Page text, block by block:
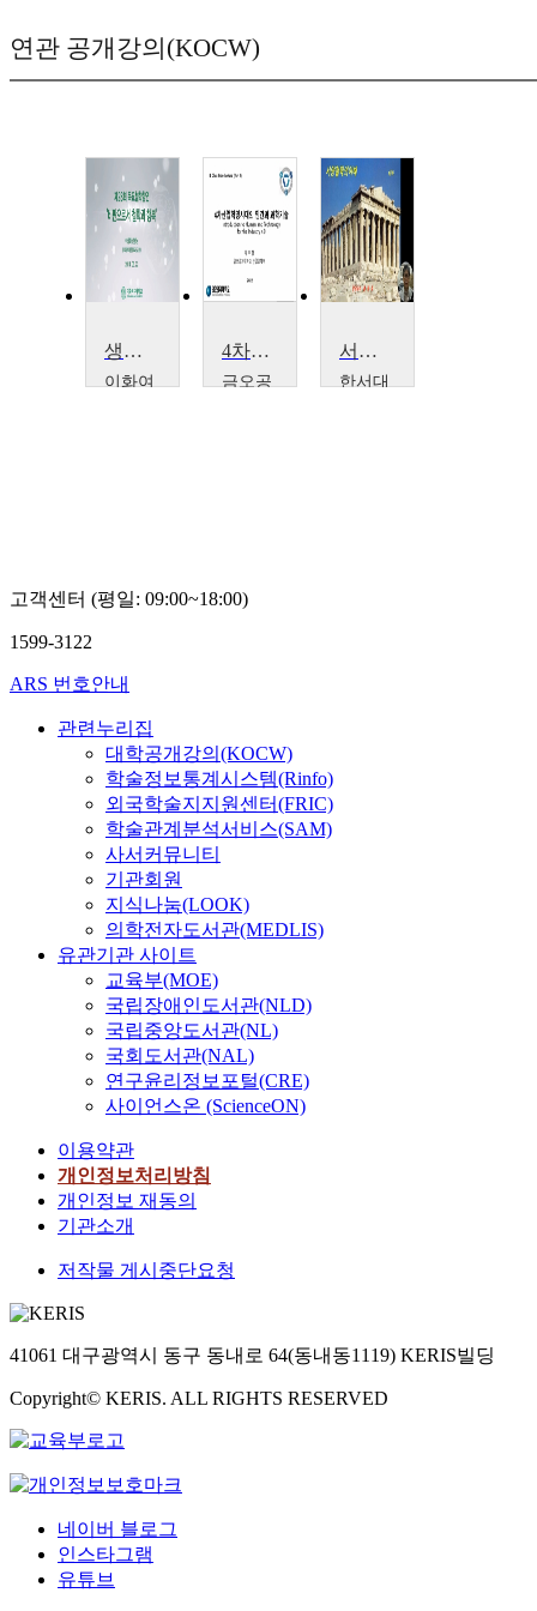
연관 공개강의(KOCW)
생성의 존재론과 행복
이화여
4차산업혁명시대 지속가능시스템과 기술철학의 이해
금오공
서양철학의이해
한서대
고객센터 (평일: 09:00~18:00)
1599-3122
ARS 번호안내
관련누리집
대학공개강의(KOCW)
학술정보통계시스템(Rinfo)
외국학술지지원센터(FRIC)
학술관계분석서비스(SAM)
사서커뮤니티
기관회원
지식나눔(LOOK)
의학전자도서관(MEDLIS)
유관기관 사이트
교육부(MOE)
국립장애인도서관(NLD)
국립중앙도서관(NL)
국회도서관(NAL)
연구윤리정보포털(CRE)
사이언스온 (ScienceON)
이용약관
개인정보처리방침
개인정보 재동의
기관소개
저작물 게시중단요청
41061 대구광역시 동구 동내로 64(동내동1119) KERIS빌딩
Copyright© KERIS. ALL RIGHTS RESERVED
네이버 블로그
인스타그램
유튜브